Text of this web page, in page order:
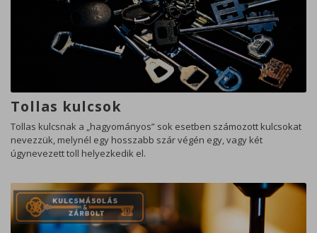
Tollas kulcsok
Tollas kulcsnak a „hagyományos” sok esetben számozott kulcsokat
nevezzük, melynél egy hosszabb szár végén egy, vagy két
úgynevezett toll helyezkedik el.